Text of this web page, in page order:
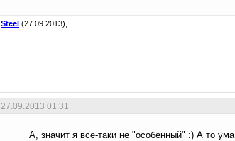
Steel (27.09.2013),
27.09.2013 01:31
А, значит я все-таки не "особенный" :) А то